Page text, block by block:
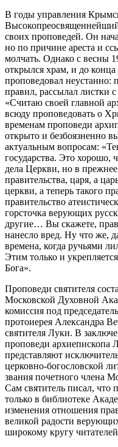
В годы управления
своих проповедей. Он
но по причине ареста и
молчать. Однако с весны
открылся храм, и до
проповедовал неустанно:
правил, рассылал листки
«Считаю своей главной
всюду проповедовать о
временам проповеди
открыто и безбоязненно
актуальным вопросам:
государства. Это хорошо,
дела Церкви, но в
правительства, царя, а
церкви, а теперь такого
правительство
горсточка верующих
другие… Вы скажете,
нанесло вред. Ну что же,
времена, когда ручьями
Этим только и
Бога».
Проповеди святителя
Московской Духовной
комиссия под
протоиерея Александра
святителя Луки. В
проповеди архиепископа
представляют
церковно-богословской
звания почетного члена
Сам святитель писал, что
только в библиотеке
изменения отношения
великой радости
широкому кругу